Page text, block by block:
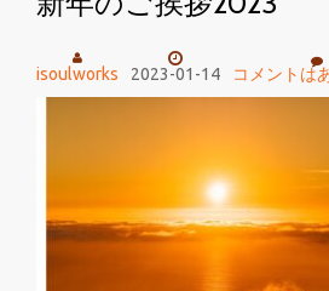
isoulworks 2023-01-14 コメントは